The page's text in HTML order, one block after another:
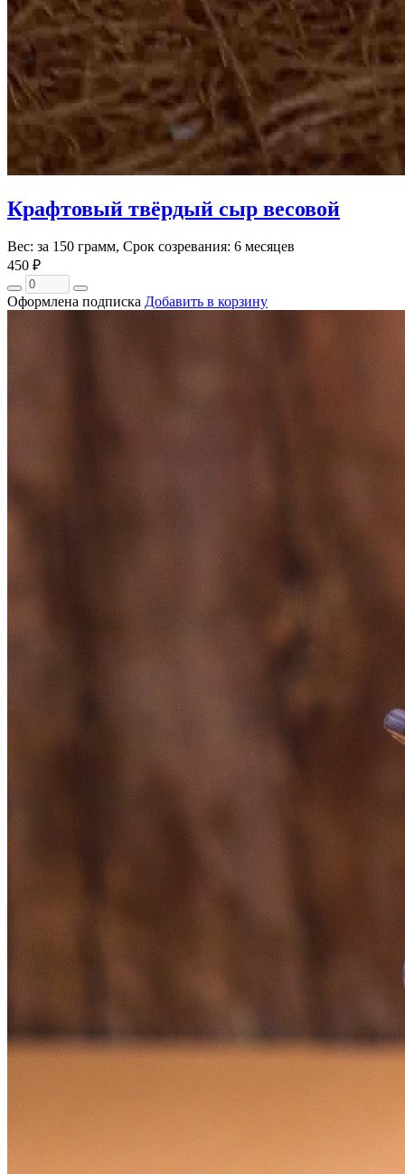
Крафтовый твёрдый сыр весовой
Вес: за 150 грамм, Срок созревания: 6 месяцев
450 ₽
Оформлена подписка Добавить в корзину